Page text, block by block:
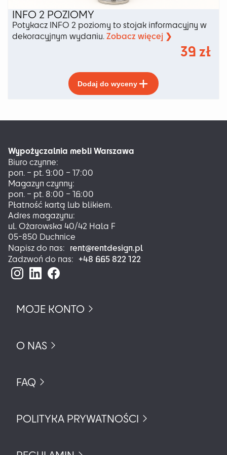
INFO 2 POZIOMY
Potykacz INFO 2 poziomy to stojak informacyjny w
dekoracyjnym wydaniu.Zobacz więcej ❯
39 zł
Dodaj do wyceny
produkt
ma
wariantów.
wybrać
Wypożyczalnia mebli Warszawa
Biuro czynne:
pon. – pt. 9:00 – 17:00
Magazyn czynny:
pon. – pt. 8:00 – 16:00
Płatność kartą lub blikiem.
Adres magazynu:
ul. Ożarowska 40/42 Hala F
05-850 Duchnice
Napisz do nas: rent@rentdesign.pl
Zadzwoń do nas: +48 665 822 122
MOJE KONTO
O NAS
FAQ
POLITYKA PRYWATNOŚCI